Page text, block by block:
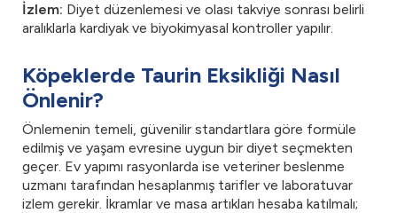
İzlem: Diyet düzenlemesi ve olası takviye sonrası belirli
aralıklarla kardiyak ve biyokimyasal kontroller yapılır.
Köpeklerde Taurin Eksikliği Nasıl
Önlenir?
Önlemenin temeli, güvenilir standartlara göre formüle
edilmiş ve yaşam evresine uygun bir diyet seçmekten
geçer. Ev yapımı rasyonlarda ise veteriner beslenme
uzmanı tarafından hesaplanmış tarifler ve laboratuvar
izlem gerekir. İkramlar ve masa artıkları hesaba katılmalı;